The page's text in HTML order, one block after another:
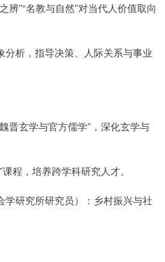
辨”“名教与自然”对当代人价值取向
析，指导决策、人际关系与事业
晋玄学与官方儒学”，深化玄学与
程，培养跨学科研究人才。
研究所研究员）：乡村振兴与社